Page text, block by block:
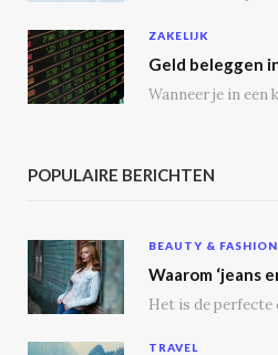
ZAKELIJK
POPULAIRE BERICHTEN
BEAUTY & FASHION
TRAVEL